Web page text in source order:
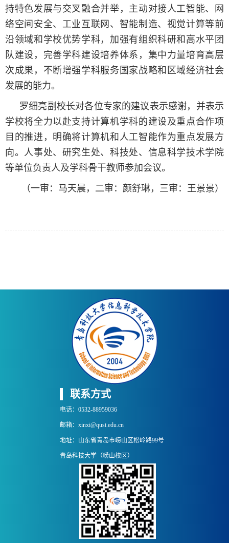
持特色发展与交叉融合并举，主动对接人工智能、网
络空间安全、工业互联网、智能制造、视觉计算等前
沿领域和学校优势学科，加强有组织科研和高水平团
队建设，完善学科建设培养体系，集中力量培育高层
次成果，不断增强学科服务国家战略和区域经济社会
发展的能力。
罗细亮副校长对各位专家的建议表示感谢，并表示
学校将全力以赴支持计算机学科的建设及重点合作项
目的推进，明确将计算机和人工智能作为重点发展方
向。人事处、研究生处、科技处、信息科学技术学院
等单位负责人及学科骨干教师参加会议。
（一审：马天晨，二审：颜舒琳，三审：王景景）
联系方式
电话：0532-88959036
邮箱：xinxi@qust.edu.cn
地址：山东省青岛市崂山区松岭路99号
青岛科技大学（崂山校区）